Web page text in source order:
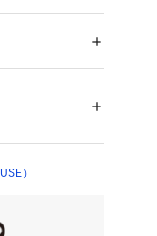
とお揃いもお
なアイテムで
）